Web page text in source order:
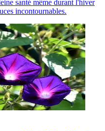
santé même durant l'hiver
incontournables.